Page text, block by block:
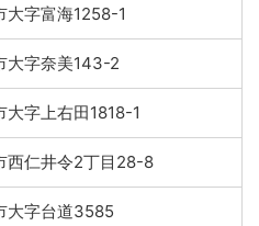
大字富海1258-1
大字奈美143-2
大字上右田1818-1
西仁井令2丁目28-8
大字台道3585